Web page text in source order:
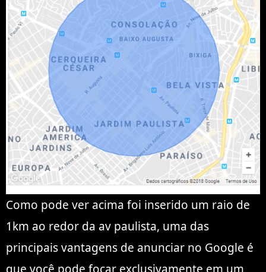
Como pode ver acima foi inserido um raio de
1km ao redor da av paulista, uma das
principais vantagens de anunciar no Google é
que você pode focar exclusivamente em um